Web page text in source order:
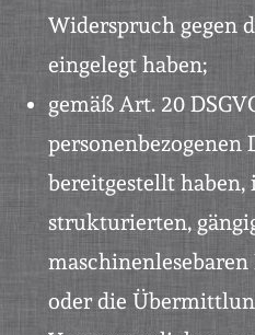
Widerspruch gegen
eingelegt haben;
gemäß Art. 20
personenbezogenen
bereitgestellt haben,
strukturierten,
oder die